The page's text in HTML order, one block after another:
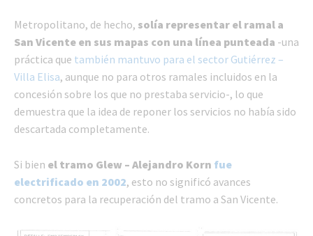
Metropolitano, de hecho, solía representar el ramal a
San Vicente en sus mapas con una línea punteada -una
práctica que también mantuvo para el sector Gutiérrez –
Villa Elisa, aunque no para otros ramales incluidos en la
concesión sobre los que no prestaba servicio-, lo que
demuestra que la idea de reponer los servicios no había sido
descartada completamente.
Si bien el tramo Glew – Alejandro Korn fue
electrificado en 2002, esto no significó avances
concretos para la recuperación del tramo a San Vicente.